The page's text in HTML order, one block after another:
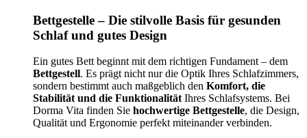
Bettgestelle – Die stilvolle Basis für gesunden
Schlaf und gutes Design
Ein gutes Bett beginnt mit dem richtigen Fundament – dem
Bettgestell. Es prägt nicht nur die Optik Ihres Schlafzimmers,
sondern bestimmt auch maßgeblich den Komfort, die
Stabilität und die Funktionalität Ihres Schlafsystems. Bei
Dorma Vita finden Sie hochwertige Bettgestelle, die Design,
Qualität und Ergonomie perfekt miteinander verbinden.